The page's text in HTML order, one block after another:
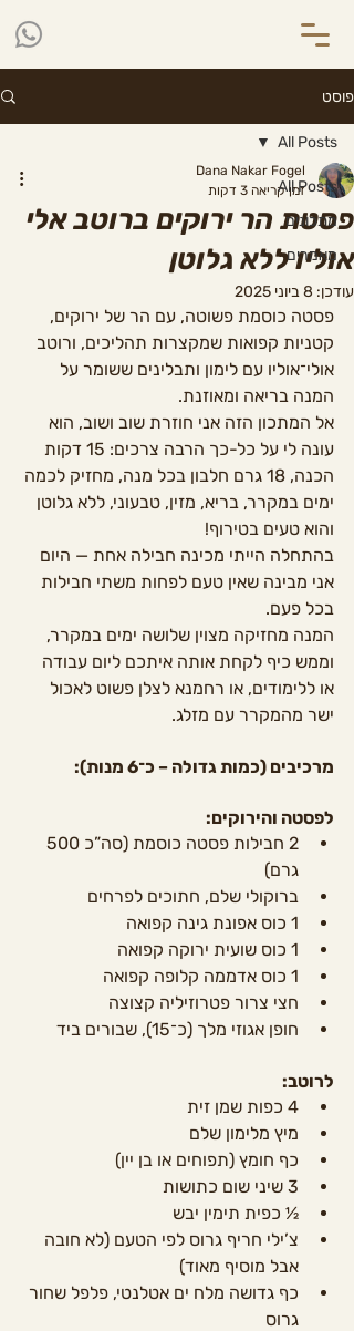
פוסט
All Posts
מתכונים
מאמרים
All Posts
פסטת הר ירוקים ברוטב אלי
אוליו ללא גלוטן
Dana Nakar Fogel
זמן קריאה 3 דקות
עודכן: 8 ביוני 2025
פסטה כוסמת פשוטה, עם הר של ירוקים,
קטניות קפואות שמקצרות תהליכים, ורוטב
אולי־אוליו עם לימון ותבלינים ששומר על
המנה בריאה ומאוזנת.
אל המתכון הזה אני חוזרת שוב ושוב, הוא
עונה לי על כל-כך הרבה צרכים: 15 דקות
הכנה, 18 גרם חלבון בכל מנה, מחזיק לכמה
ימים במקרר, בריא, מזין, טבעוני, ללא גלוטן
והוא טעים בטירוף!
בהתחלה הייתי מכינה חבילה אחת — היום
אני מבינה שאין טעם לפחות משתי חבילות
בכל פעם.
המנה מחזיקה מצוין שלושה ימים במקרר,
וממש כיף לקחת אותה איתכם ליום עבודה
או ללימודים, או רחמנא לצלן פשוט לאכול
ישר מהמקרר עם מזלג.
מרכיבים (כמות גדולה – כ־6 מנות):
לפסטה והירוקים:
גרם)
ברוקולי שלם, חתוכים לפרחים
1 כוס אפונת גינה קפואה
1 כוס שועית ירוקה קפואה
1 כוס אדממה קלופה קפואה
חצי צרור פטרוזיליה קצוצה
חופן אגוזי מלך (כ־15), שבורים ביד
לרוטב:
4 כפות שמן זית
מיץ מלימון שלם
כף חומץ (תפוחים או בן יין)
3 שיני שום כתושות
½ כפית תימין יבש
צ’ילי חריף גרוס לפי הטעם (לא חובה
אבל מוסיף מאוד)
כף גדושה מלח ים אטלנטי, פלפל שחור
גרוס